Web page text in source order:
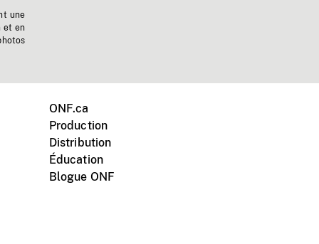
une
et en
ONF.ca
Production
Distribution
Éducation
Blogue ONF